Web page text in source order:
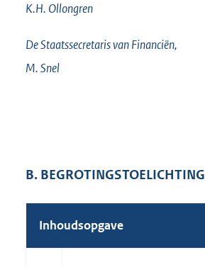
K.H. Ollongren
De Staatssecretaris van Financiën,
M.Snel
B. BEGROTINGSTOELICHTING
Inhoudsopgave